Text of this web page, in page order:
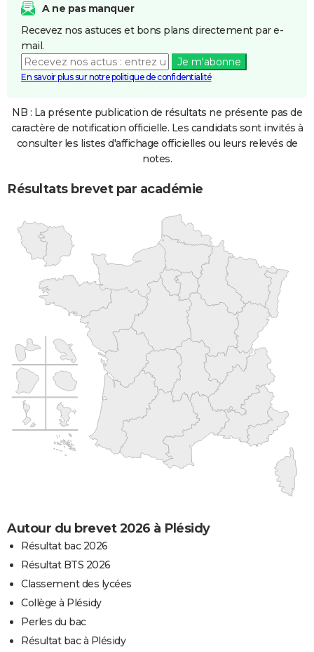
A ne pas manquer
Recevez nos astuces et bons plans directement par e-
mail.
Je m'abonne
En savoir plus sur notre politique de confidentialité
NB : La présente publication de résultats ne présente pas de
caractère de notification officielle. Les candidats sont invités à
consulter les listes d'affichage officielles ou leurs relevés de
notes.
Résultats brevet par académie
Autour du brevet 2026 à Plésidy
Résultat bac 2026
Résultat BTS 2026
Classement des lycées
Collège à Plésidy
Perles du bac
Résultat bac à Plésidy